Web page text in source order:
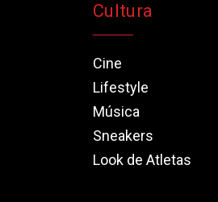
Cultura
Cine
Lifestyle
Música
Sneakers
Look de Atletas